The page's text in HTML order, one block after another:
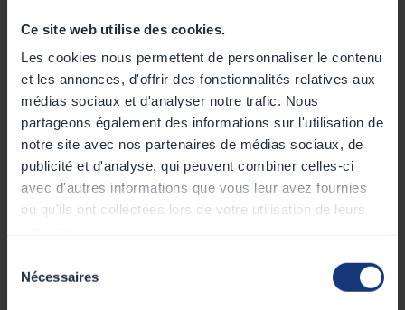
Ce site web utilise des cookies.
Les cookies nous permettent de personnaliser le contenu
et les annonces, d'offrir des fonctionnalités relatives aux
médias sociaux et d'analyser notre trafic. Nous
partageons également des informations sur l'utilisation de
notre site avec nos partenaires de médias sociaux, de
publicité et d'analyse, qui peuvent combiner celles-ci
avec d'autres informations que vous leur avez fournies
ou qu'ils ont collectées lors de votre utilisation de leurs
Nécessaires
Tout savoir sur les bornes de recharge pour
professionnels